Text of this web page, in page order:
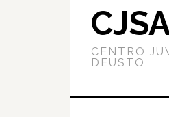
CENTRO
DEUSTO